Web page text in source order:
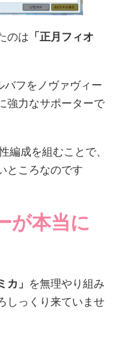
のは 「正月フィオ
バフをノヴァヴィー
強力なサポーターで
編成を組むことで、
ところなのです
が本当に
カ」 を無理やり組み
しっくり来ていませ